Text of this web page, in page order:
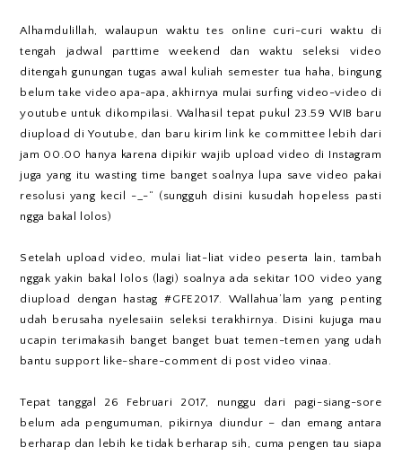
Alhamdulillah, walaupun waktu tes online curi-curi waktu di
tengah jadwal parttime weekend dan waktu seleksi video
ditengah gunungan tugas awal kuliah semester tua haha, bingung
belum take video apa-apa, akhirnya mulai surfing video-video di
youtube untuk dikompilasi. Walhasil tepat pukul 23.59 WIB baru
diupload di Youtube, dan baru kirim link ke committee lebih dari
jam 00.00 hanya karena dipikir wajib upload video di Instagram
juga yang itu wasting time banget soalnya lupa save video pakai
resolusi yang kecil -_-“ (sungguh disini kusudah hopeless pasti
ngga bakal lolos)
Setelah upload video, mulai liat-liat video peserta lain, tambah
nggak yakin bakal lolos (lagi) soalnya ada sekitar 100 video yang
diupload dengan hastag #GFE2017. Wallahua’lam yang penting
udah berusaha nyelesaiin seleksi terakhirnya. Disini kujuga mau
ucapin terimakasih banget banget buat temen-temen yang udah
bantu support like-share-comment di post video vinaa.
Tepat tanggal 26 Februari 2017, nunggu dari pagi-siang-sore
belum ada pengumuman, pikirnya diundur – dan emang antara
berharap dan lebih ke tidak berharap sih, cuma pengen tau siapa